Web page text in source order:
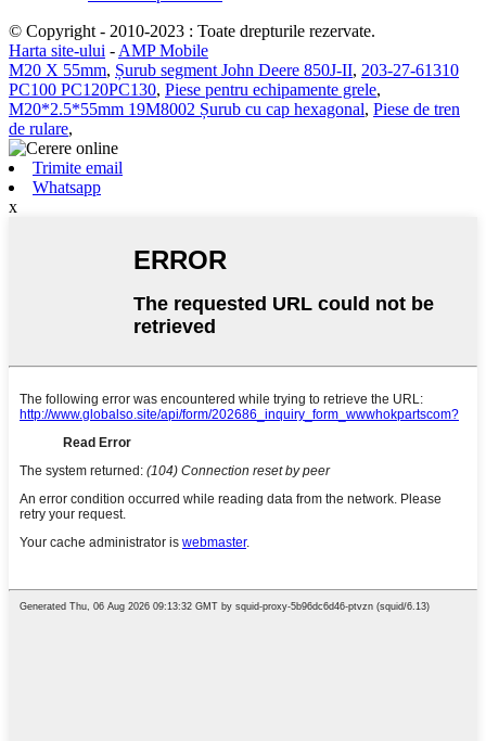
© Copyright - 2010-2023 : Toate drepturile rezervate.
Harta site-ului - AMP Mobile
M20 X 55mm, Șurub segment John Deere 850J-II, 203-27-61310
PC100 PC120PC130, Piese pentru echipamente grele,
M20*2.5*55mm 19M8002 Șurub cu cap hexagonal, Piese de tren
de rulare,
Trimite email
Whatsapp
x